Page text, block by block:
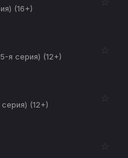
(16+)
я серия) (12+)
☆
(12+)
☆
☆